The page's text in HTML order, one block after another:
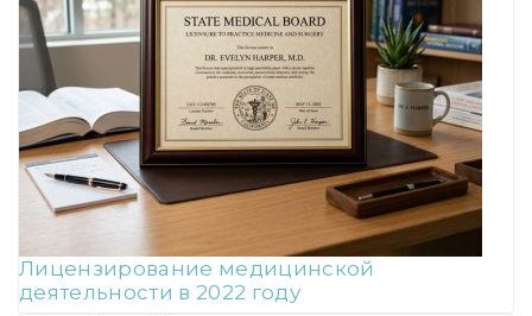
Лицензирование медицинской
деятельности в 2022 году